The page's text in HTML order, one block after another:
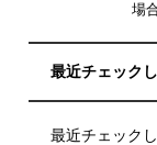
場
最近チェック
最近チェック